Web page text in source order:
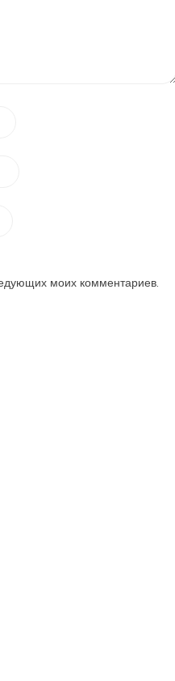
моих комментариев.